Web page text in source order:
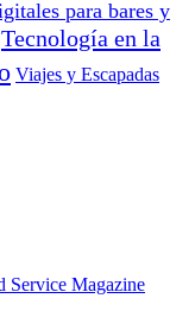
para bares y
Tecnología en la
Viajes y Escapadas
Service Magazine